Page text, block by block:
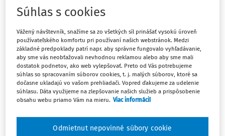
Is it possible for the defendant to waive his right to oppose
the payment order? A rather trivial question, the answer to
which, however, is not at all simple. The answer to this
question is not provided by case law or legal literature.
The aim of this paper is therefore to identify possible
approaches for the court to deal with a defendant’s
submission waiving its right to opposition. Against the
background of the analysis of this specific question, the
paper also discusses issues of judicial law-making in civil
procedural law.
Súhlas s cookies
Vážený návštevník, snažíme sa zo všetkých síl prinášať vysokú úroveň
používateľského komfortu pri používaní našich webstránok. Medzi
základné predpoklady patrí napr. aby správne fungovalo vyhľadávanie,
aby sme vás neobťažovali nevhodnou reklamou alebo aby sme mali
dostatok podnetov, ako web vylepšovať. Preto od Vás potrebujeme
súhlas so spracovaním súborov cookies, t. j. malých súborov, ktoré sa
dočasne ukladajú vo vašom prehliadači. Vopred ďakujeme za udelenie
súhlasu. Dáta využijeme na zlepšovanie našich služieb a prispôsobenie
obsahu webu priamo Vám na mieru. Viac informácií
Odmietnut nepovinné súbory cookie